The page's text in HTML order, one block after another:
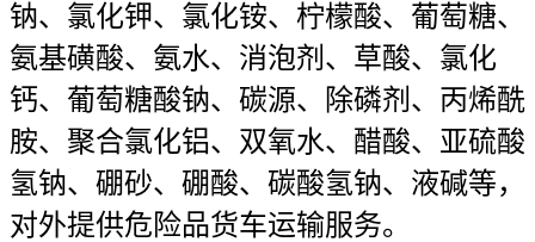
钠、氯化钾、氯化铵、柠檬酸、葡萄糖、
氨基磺酸、氨水、消泡剂、草酸、氯化
钙、葡萄糖酸钠、碳源、除磷剂、丙烯酰
胺、聚合氯化铝、双氧水、醋酸、亚硫酸
氢钠、硼砂、硼酸、碳酸氢钠、液碱等，
对外提供危险品货车运输服务。